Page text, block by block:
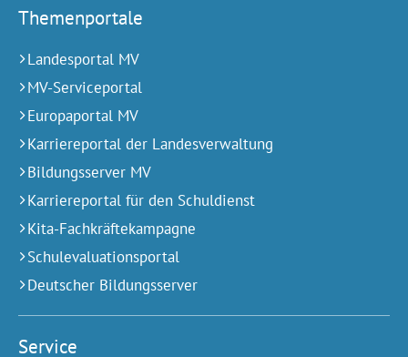
Themenportale
Landesportal MV
MV-Serviceportal
Europaportal MV
Karriereportal der Landesverwaltung
Bildungsserver MV
Karriereportal für den Schuldienst
Kita-Fachkräftekampagne
Schulevaluationsportal
Deutscher Bildungsserver
Service